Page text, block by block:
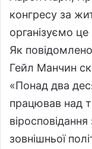
конгресу за
організуємо
Як
Гейл Манчин
«Понад два
працював над
зовнішньої